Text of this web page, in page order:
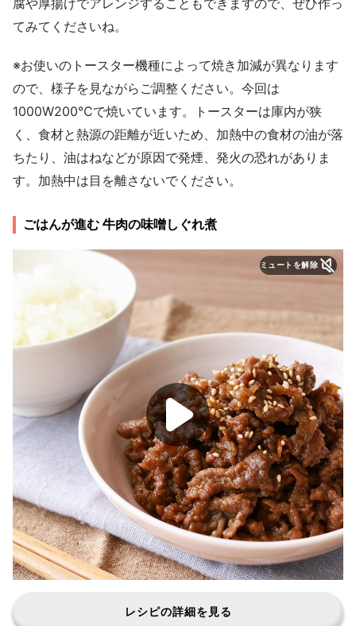
腐や厚揚げでアレンジすることもできますので、ぜひ作っ
てみてくださいね。
※お使いのトースター機種によって焼き加減が異なります
ので、様子を見ながらご調整ください。今回は
1000W200℃で焼いています。トースターは庫内が狭
く、食材と熱源の距離が近いため、加熱中の食材の油が落
ちたり、油はねなどが原因で発煙、発火の恐れがありま
す。加熱中は目を離さないでください。
ごはんが進む 牛肉の味噌しぐれ煮
ミュートを解除
レシピの詳細を見る